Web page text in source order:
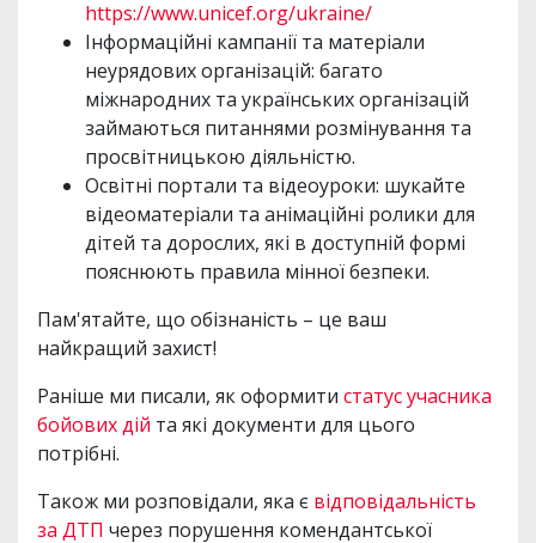
https://www.unicef.org/ukraine/
Інформаційні кампанії та матеріали
неурядових організацій: багато
міжнародних та українських організацій
займаються питаннями розмінування та
просвітницькою діяльністю.
Освітні портали та відеоуроки: шукайте
відеоматеріали та анімаційні ролики для
дітей та дорослих, які в доступній формі
пояснюють правила мінної безпеки.
Пам'ятайте, що обізнаність – це ваш
найкращий захист!
Раніше ми писали, як оформити статус учасника
бойових дій та які документи для цього
потрібні.
Також ми розповідали, яка є відповідальність
за ДТП через порушення комендантської